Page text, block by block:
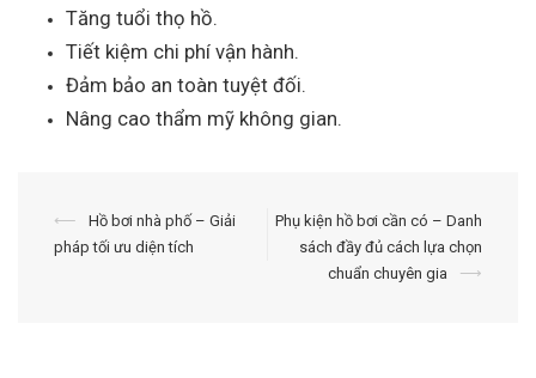
Tăng tuổi thọ hồ.
Tiết kiệm chi phí vận hành.
Đảm bảo an toàn tuyệt đối.
Nâng cao thẩm mỹ không gian.
Điều
hướng
⟵
Hồ bơi nhà phố – Giải
pháp tối ưu diện tích
Phụ kiện hồ bơi cần có – Danh
sách đầy đủ cách lựa chọn
chuẩn chuyên gia
⟶